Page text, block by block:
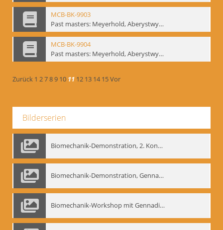
MCB-BK-9903
Past masters: Meyerhold, Aberystwyth, 27.-29.10.1995 - interne Signatur: BM-prt-94-3
MCB-BK-9904
Past masters: Meyerhold, Aberystwyth, 27.-29.10.1995 - interne Signatur: BM-prt-94-4
Zurück 1 2789 10 11 12 13 14 15Vor
Bilderserien
Biomechanik-Demonstration, 2. Kongress der EMF, Mai 1995
Biomechanik-Demonstration, Gennadij Bogdanow im Berliner Ensemble, 04.10.1991
Biomechanik-Workshop mit Gennadij Nikolajewitsch Bogdanow im Mime Centrum Berlin, 1991